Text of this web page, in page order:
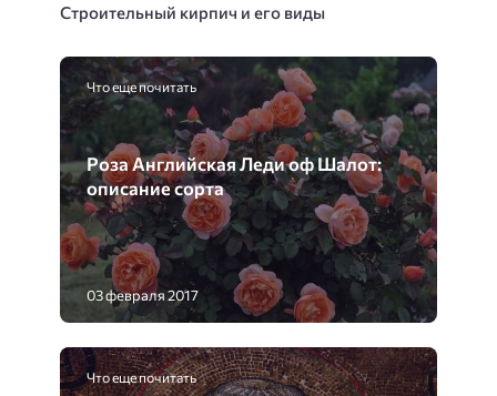
Строительный кирпич и его виды
Что еще почитать
Роза Английская Леди оф Шалот:
описание сорта
03 февраля 2017
Что еще почитать